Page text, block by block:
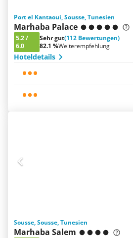
Port el Kantaoui, Sousse, Tunesien
Marhaba Palace
5.2/
6.0
Sehr gut(112 Bewertungen)
82.1 %Weiterempfehlung
Hoteldetails
Sousse, Sousse, Tunesien
Marhaba Salem